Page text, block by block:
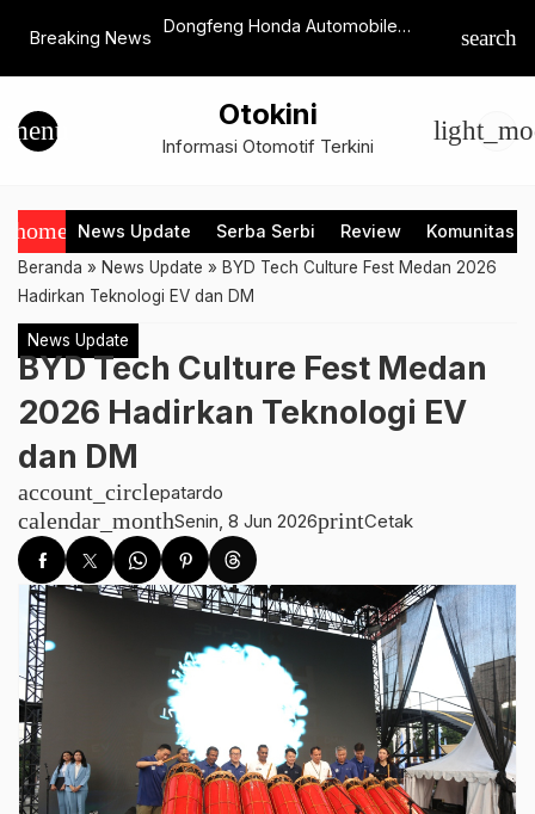
Breaking News
Awal Hadir di
Dongfeng Honda Automobile
Demi
Program
search
menu Otokini
Informasi Otomotif Terkini
home News Update Serba Serbi Review Komunitas
Beranda » News Update » BYD Tech Culture Fest Medan 2026
Hadirkan Teknologi EV dan DM
News Update
BYD Tech Culture Fest Medan
2026 Hadirkan Teknologi EV
dan DM
account_circlepatardo
calendar_monthSenin, 8 Jun 2026printCetak